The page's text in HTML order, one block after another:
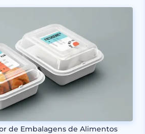
de Embalagens de Alimentos